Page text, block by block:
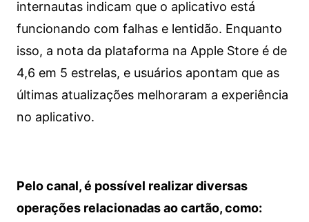
internautas indicam que o aplicativo está
funcionando com falhas e lentidão. Enquanto
isso, a nota da plataforma na Apple Store é de
4,6 em 5 estrelas, e usuários apontam que as
últimas atualizações melhoraram a experiência
no aplicativo.
Pelo canal, é possível realizar diversas
operações relacionadas ao cartão, como: